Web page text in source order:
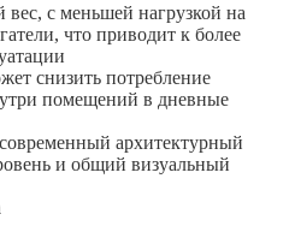
с меньшей нагрузкой на
что приводит к более
снизить потребление
помещений в дневные
архитектурный
и общий визуальный